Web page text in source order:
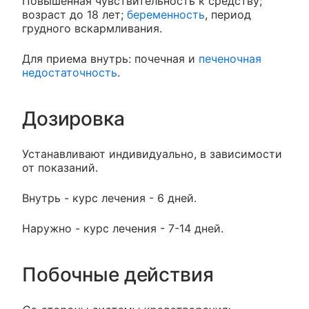
возраст до 18 лет; беременность, период
грудного вскармливания.
Для приема внутрь: почечная и печеночная
недостаточность.
Дозировка
Устанавливают индивидуально, в зависимости
от показаний.
Внутрь - курс лечения - 6 дней.
Наружно - курс лечения - 7-14 дней.
Побочные действия